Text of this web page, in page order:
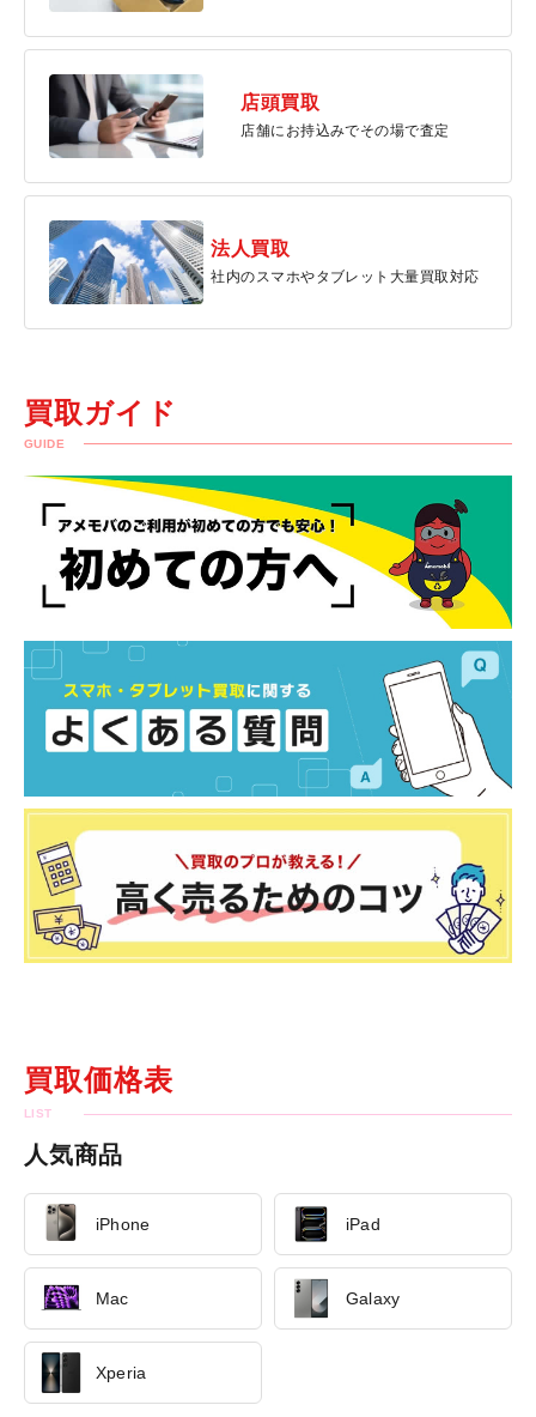
店頭買取
店舗にお持込みでその場で査定
法人買取
社内のスマホやタブレット大量買取対応
買取ガイド
GUIDE
買取価格表
人気商品
iPhone iPad
Mac Galaxy
Xperia